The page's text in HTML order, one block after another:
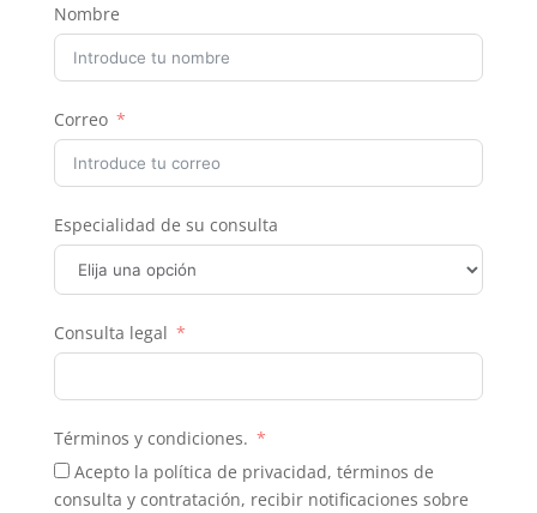
Nombre
Correo
Especialidad de su consulta
Consulta legal
Términos y condiciones.
Acepto la política de privacidad, términos de
consulta y contratación, recibir notificaciones sobre